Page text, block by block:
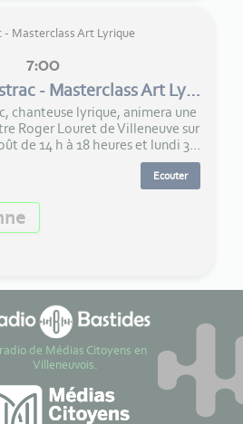
7:00
Stéphanie d'Oustrac - Masterclass Art Lyrique
chanteuse lyrique, animera une
Roger Louret de Villeneuve sur
de 14 h à 18 heures et lundi 3...
Ecouter
de Médias Citoyens en
Villeneuvois.